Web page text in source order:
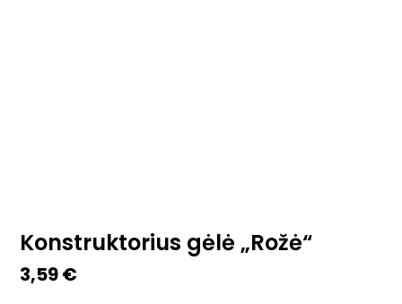
Konstruktorius gėlė „Rožė“
3,59€